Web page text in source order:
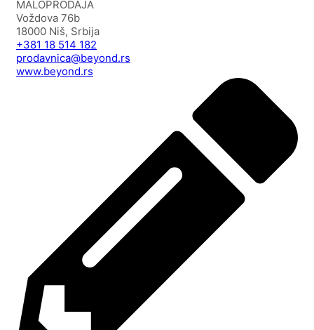
MALOPRODAJA
Voždova 76b
18000 Niš, Srbija
+381 18 514 182
prodavnica@beyond.rs
www.beyond.rs